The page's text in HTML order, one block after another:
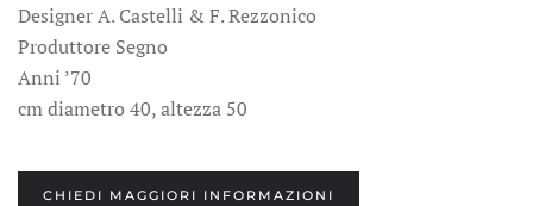
Designer A. Castelli & F. Rezzonico
Produttore Segno
Anni ’70
cm diametro 40, altezza 50
CHIEDI MAGGIORI INFORMAZIONI